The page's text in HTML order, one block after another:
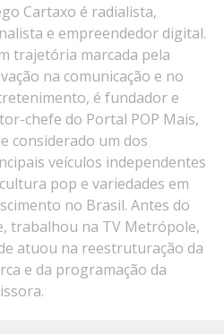
Cartaxo é radialista,
e empreendedor digital.
trajetória marcada pela
na comunicação e no
é fundador e
chefe do Portal POP Mais,
considerado um dos
veículos independentes
pop e variedades em
no Brasil. Antes do
trabalhou na TV Metrópole,
atuou na reestruturação da
e da programação da